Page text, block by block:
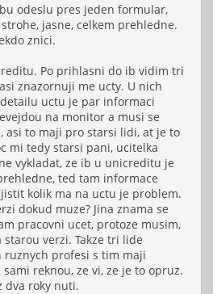
odeslu pres jeden formular,
jasne, celkem prehledne.
znici.
Po prihlasni do ib vidim tri
znazornuji me ucty. U nich
uctu je par informaci
na monitor a musi se
asi to maji pro starsi lidi, at je to
mi tedy starsi pani, ucitelka
vykladat, ze ib u unicreditu je
ted tam informace
kolik ma na uctu je problem.
dokud muze? Jina znama se
pracovni ucet, protoze musim,
verzi. Takze tri lide
ruznych profesi s tim maji
reknou, ze vi, ze je to opruz.
dva roky nuti.